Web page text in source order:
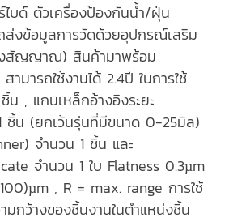
บด์ ตัวเครื่องป้องกันน้ำ/ฝุ่น
ส่งข้อมูลการวัดด้วยอุปกรณ์เสริม
งสัญญาณ) สินค้ามาพร้อม
ามารถใช้งานได้ 2.4ปี ในการใช้
น , แกนเหล็กอ้างอิงระยะ
ชิ้น (ยกเว้นรุ่นที่มีขนาด 0-25มิล)
จำนวน 1 ชิ้น และ
จำนวน 1 ใบ Flatness 0.3µm
, R = max. range การใช้
มกว้างของชิ้นงานในตำแหน่งชิ้น